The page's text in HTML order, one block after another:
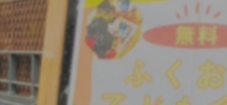
小学生
中学生
非認知能力
コーチング
体験
講師のご依頼・ご相談